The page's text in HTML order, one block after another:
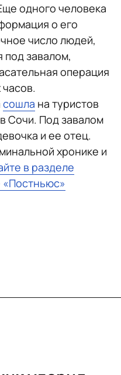
одного человека
о его
число людей,
под завалом,
операция
сошла на туристов
Сочи. Под завалом
и ее отец.
хронике и
в разделе
«Постньюс»